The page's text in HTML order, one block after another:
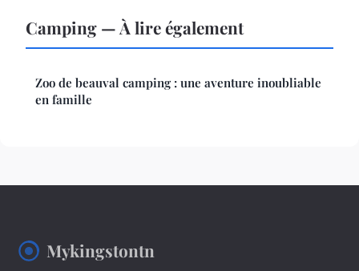
Camping — À lire également
Zoo de beauval camping : une aventure inoubliable
en famille
Mykingstontn